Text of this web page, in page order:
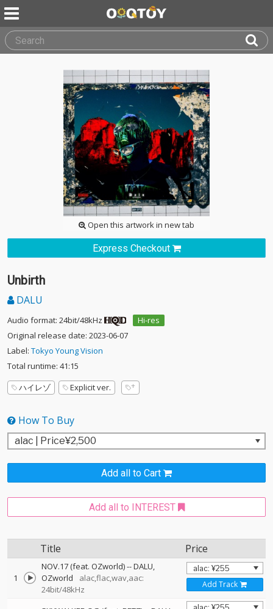
Open this artwork in new tab
Express Checkout
Unbirth
DALU
Audio format: 24bit/48kHz
Hi-res
Original release date: 2023-06-07
Label: Tokyo Young Vision
Total runtime: 41:15
ハイレゾ
Explicit ver.
How To Buy
Add all to Cart
Add all to INTEREST
Title Price
1
NOV.17 (feat. OZworld)--DALU
OZworld
alac,flac,wav,aac:
24bit/48kHz
Add Track